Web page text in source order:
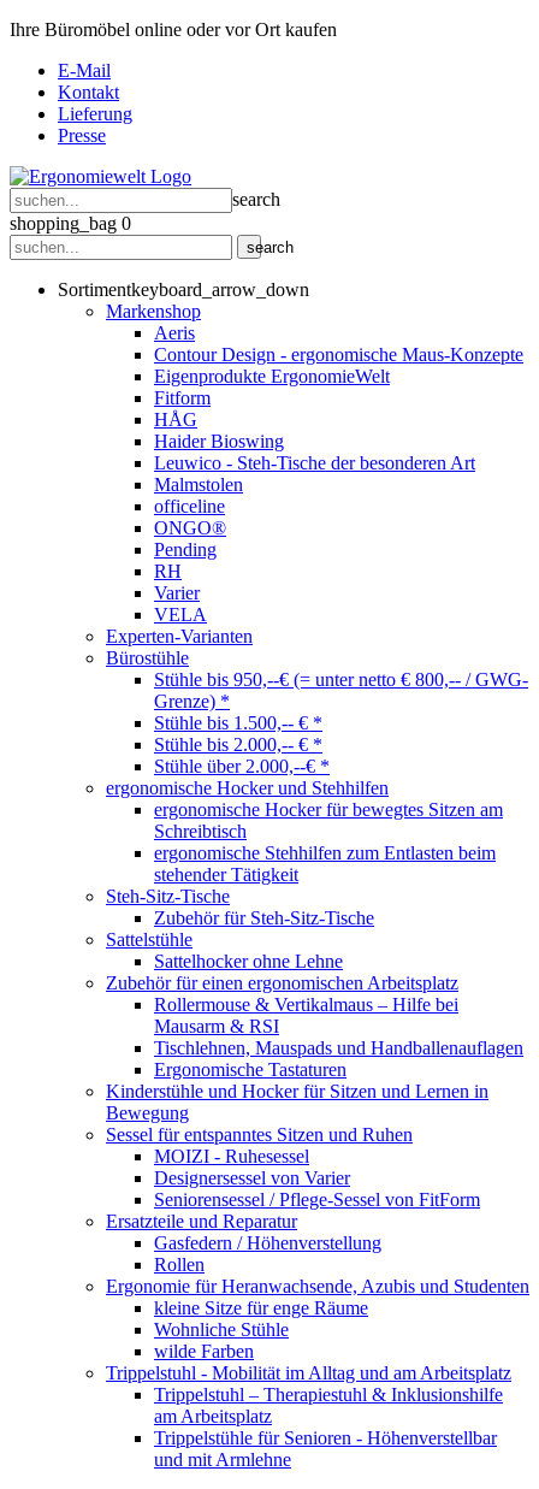
Ihre Büromöbel online oder vor Ort kaufen
E-Mail
Kontakt
Lieferung
Presse
search
shopping_bag 0
search
Sortimentkeyboard_arrow_down
Markenshop
Aeris
Contour Design - ergonomische Maus-Konzepte
Eigenprodukte ErgonomieWelt
Fitform
HÅG
Haider Bioswing
Leuwico - Steh-Tische der besonderen Art
Malmstolen
officeline
ONGO®
Pending
RH
Varier
VELA
Experten-Varianten
Bürostühle
Stühle bis 950,--€ (= unter netto € 800,-- / GWG-
Grenze) *
Stühle bis 1.500,-- € *
Stühle bis 2.000,-- € *
Stühle über 2.000,--€ *
ergonomische Hocker und Stehhilfen
ergonomische Hocker für bewegtes Sitzen am
Schreibtisch
ergonomische Stehhilfen zum Entlasten beim
stehender Tätigkeit
Steh-Sitz-Tische
Zubehör für Steh-Sitz-Tische
Sattelstühle
Sattelhocker ohne Lehne
Zubehör für einen ergonomischen Arbeitsplatz
Rollermouse & Vertikalmaus – Hilfe bei
Mausarm & RSI
Tischlehnen, Mauspads und Handballenauflagen
Ergonomische Tastaturen
Kinderstühle und Hocker für Sitzen und Lernen in
Bewegung
Sessel für entspanntes Sitzen und Ruhen
MOIZI - Ruhesessel
Designersessel von Varier
Seniorensessel / Pflege-Sessel von FitForm
Ersatzteile und Reparatur
Gasfedern / Höhenverstellung
Rollen
Ergonomie für Heranwachsende, Azubis und Studenten
kleine Sitze für enge Räume
Wohnliche Stühle
wilde Farben
Trippelstuhl - Mobilität im Alltag und am Arbeitsplatz
Trippelstuhl – Therapiestuhl & Inklusionshilfe
am Arbeitsplatz
Trippelstühle für Senioren - Höhenverstellbar
und mit Armlehne